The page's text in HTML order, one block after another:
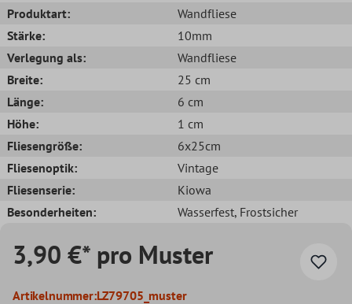
Produktart:
Wandfliese
Stärke:
10mm
Verlegung als:
Wandfliese
Breite:
25 cm
Länge:
6 cm
Höhe:
1 cm
Fliesengröße:
6x25cm
Fliesenoptik:
Vintage
Fliesenserie:
Kiowa
Besonderheiten:
Wasserfest, Frostsicher
3,90 €* pro Muster
Artikelnummer:LZ79705_muster